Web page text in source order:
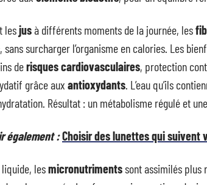
lesjusà différents moments de la journée, les
sans surcharger l’organisme en calories. Les
derisques cardiovasculaires, protection
grâce aux antioxydants. L’eau qu’ils
Résultat : un métabolisme régulé et
également :Choisir des lunettes qui
lesmicronutrimentssont assimilés plus